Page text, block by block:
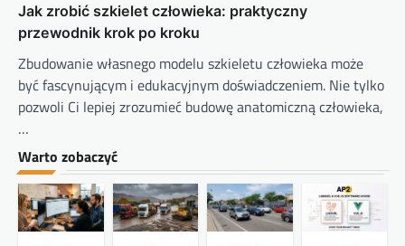
Jak zrobić szkielet człowieka: praktyczny
przewodnik krok po kroku
Zbudowanie własnego modelu szkieletu człowieka może
być fascynującym i edukacyjnym doświadczeniem. Nie tylko
pozwoli Ci lepiej zrozumieć budowę anatomiczną człowieka,
…
Warto zobaczyć